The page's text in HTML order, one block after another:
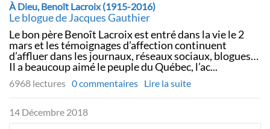
À Dieu, Benoît Lacroix (1915-2016)
Le blogue de Jacques Gauthier
Le bon père Benoît Lacroix est entré dans la vie le 2
mars et les témoignages d’affection continuent
d’affluer dans les journaux, réseaux sociaux, blogues…
Il a beaucoup aimé le peuple du Québec, l’ac...
6968 lectures 0 commentaires Lire la suite
14 Décembre 2018